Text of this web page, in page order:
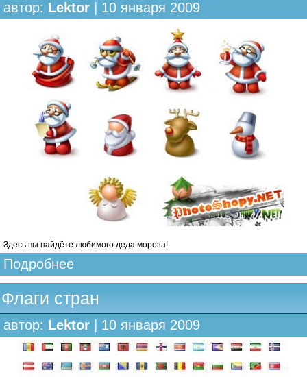
автор: Lektor | 10 января 2009
Здесь вы найдёте любимого деда мороза!
Подробнее
Флаги стран
автор: Lektor | 10 января 2009